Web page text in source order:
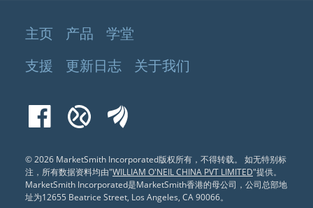
主页 产品
学堂
支援
更新日志 关于我们
FacebookXueqiu
© 2026 MarketSmith Incorporated版权所有，不得转载。 如无特别标
注，所有数据资料均由"WILLIAM O'NEIL CHINA PVT LIMITED"提供。
MarketSmith Incorporated是MarketSmith香港的母公司，公司总部地
址为12655 Beatrice Street, Los Angeles, CA 90066。